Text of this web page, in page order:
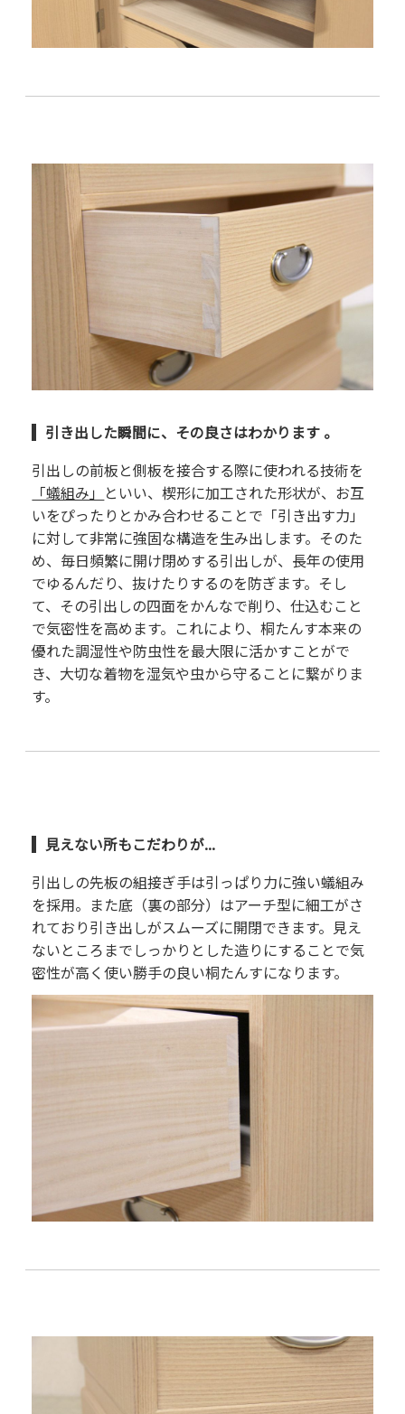
引き出した瞬間に、その良さはわかります 。
引出しの前板と側板を接合する際に使われる技術を
「蟻組み」 といい、楔形に加工された形状が、お互
いをぴったりとかみ合わせることで「引き出す力」
に対して非常に強固な構造を生み出します。そのた
め、毎日頻繁に開け閉めする引出しが、長年の使用
でゆるんだり、抜けたりするのを防ぎます。そし
て、その引出しの四面をかんなで削り、仕込むこと
で気密性を高めます。これにより、桐たんす本来の
優れた調湿性や防虫性を最大限に活かすことがで
き、大切な着物を湿気や虫から守ることに繋がりま
す。
見えない所もこだわりが...
引出しの先板の組接ぎ手は引っぱり力に強い蟻組み
を採用。また底（裏の部分）はアーチ型に細工がさ
れており引き出しがスムーズに開閉できます。見え
ないところまでしっかりとした造りにすることで気
密性が高く使い勝手の良い桐たんすになります。